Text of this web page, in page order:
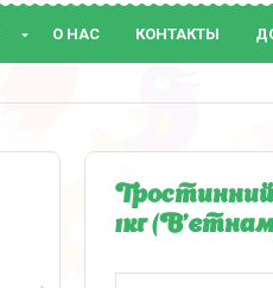
О НАС КОНТАКТЫ
Тростинний
1кг